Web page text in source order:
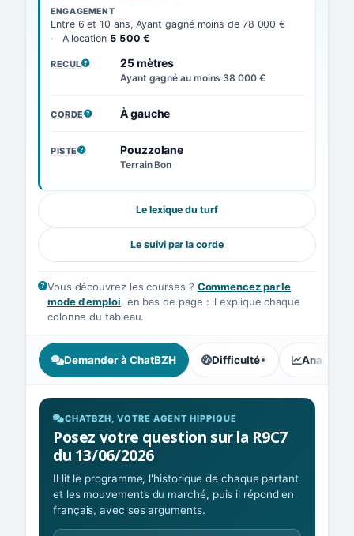
ENGAGEMENT
Entre 6 et 10 ans, Ayant gagné moins de 78 000 €
Allocation 5 500 €
RECUL
, VOIR LA DÉFINITION25 mètres
Ayant gagné au moins 38 000 €
CORDE
, VOIR LA DÉFINITION
À gauche
PISTE
, VOIR LA DÉFINITIONPouzzolane
Terrain Bon
Le lexique du turf
Le suivi par la corde
Vous découvrez les courses ? Commencez par le
mode d'emploi, en bas de page : il explique chaque
colonne du tableau.
Demander à ChatBZH Difficulté
, tendance des parieurs :
Analyse
CHATBZH, VOTRE AGENT HIPPIQUE
Posez votre question sur la R9C7
du 13/06/2026
Il lit le programme, l'historique de chaque partant
et les mouvements du marché, puis il répond en
français, avec ses arguments.